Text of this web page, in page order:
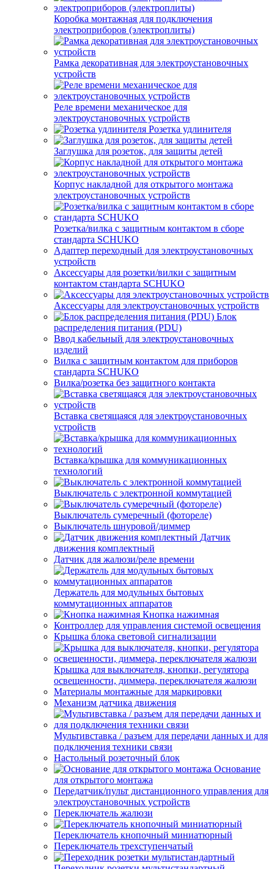
Коробка монтажная для подключения
электроприборов (электроплиты)
Рамка декоративная для электроустановочных
устройств
Реле времени механическое для
электроустановочных устройств
Розетка удлинителя
Заглушка для розеток, для защиты детей
Корпус накладной для открытого монтажа
электроустановочных устройств
Розетка/вилка с защитным контактом в сборе
стандарта SCHUKO
Адаптер переходный для электроустановочных
устройств
Аксессуары для розетки/вилки с защитным
контактом стандарта SCHUKO
Аксессуары для электроустановочных устройств
Блок
распределения питания (PDU)
Ввод кабельный для электроустановочных
изделий
Вилка с защитным контактом для приборов
стандарта SCHUKO
Вилка/розетка без защитного контакта
Вставка светящаяся для электроустановочных
устройств
Вставка/крышка для коммуникационных
технологий
Выключатель с электронной коммутацией
Выключатель сумеречный (фотореле)
Выключатель шнуровой/диммер
Датчик
движения комплектный
Датчик для жалюзи/реле времени
Держатель для модульных бытовых
коммутационных аппаратов
Кнопка нажимная
Контроллер для управления системой освещения
Крышка блока световой сигнализации
Крышка для выключателя, кнопки, регулятора
освещенности, диммера, переключателя жалюзи
Материалы монтажные для маркировки
Механизм датчика движения
Мультивставка / разъем для передачи данных и для
подключения техники связи
Настольный розеточный блок
Основание
для открытого монтажа
Передатчик/пульт дистанционного управления для
электроустановочных устройств
Переключатель жалюзи
Переключатель кнопочный миниатюрный
Переключатель трехступенчатый